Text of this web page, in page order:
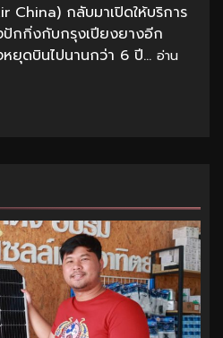
China) กลับมาเปิดให้บริการ
ปักกิ่งกับกรุงเปียงยางอีก
ยุดบินไปนานกว่า 6 ปี... อ่าน